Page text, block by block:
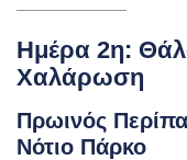
Ημέρα 2η:
Χαλάρωση
Πρωινός
Νότιο Πάρκο